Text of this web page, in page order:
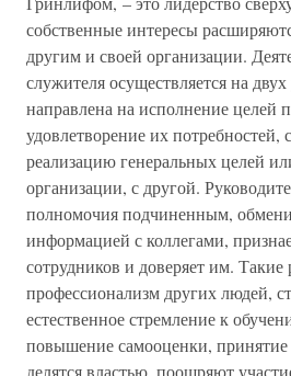
собственные интересы
другим и своей организации.
служителя осуществляется на
направлена на исполнение целей
удовлетворение их
реализацию генеральных целей
организации, с другой.
полномочия подчиненным,
информацией с коллегами,
сотрудников и доверяет им. Такие
профессионализм других людей,
естественное стремление к
повышение самооценки, принятие
делятся властью, поощряют